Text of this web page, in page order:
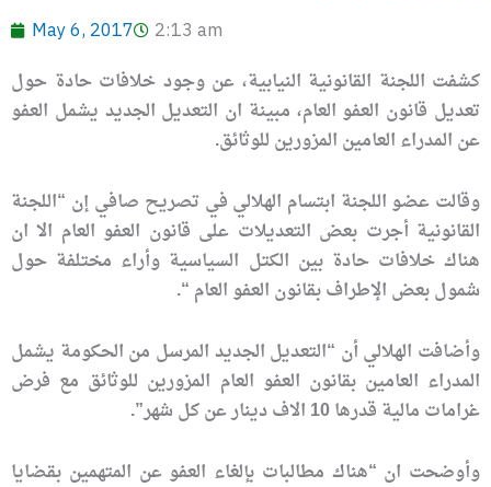
May 6, 2017 2:13 am
كشفت اللجنة القانونية النيابية، عن وجود خلافات حادة حول
تعديل قانون العفو العام، مبينة ان التعديل الجديد يشمل العفو
عن المدراء العامين المزورين للوثائق.
وقالت عضو اللجنة ابتسام الهلالي في تصريح صافي إن “اللجنة
القانونية أجرت بعض التعديلات على قانون العفو العام الا ان
هناك خلافات حادة بين الكتل السياسية وأراء مختلفة حول
شمول بعض الإطراف بقانون العفو العام “.
وأضافت الهلالي أن “التعديل الجديد المرسل من الحكومة يشمل
المدراء العامين بقانون العفو العام المزورين للوثائق مع فرض
غرامات مالية قدرها 10 الاف دينار عن كل شهر”.
وأوضحت ان “هناك مطالبات بإلغاء العفو عن المتهمين بقضايا